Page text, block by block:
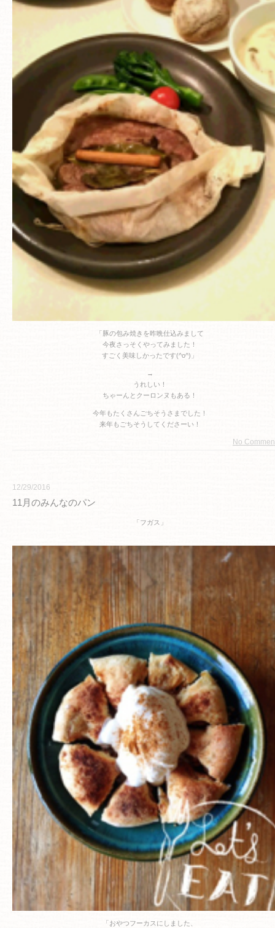
「豚の包み焼きを昨晩仕込みまして
今夜さっそくやってみました！
すごく美味しかったです(^o^)」
→
うれしい！
ちゃーんとクーロンヌもある！
今年もたくさんごちそうさまでした！
来年もごちそうしてくださーい！
No
11月のみんなのパン
12/29/2016
「フガス」
「おやつフーカスにしました、